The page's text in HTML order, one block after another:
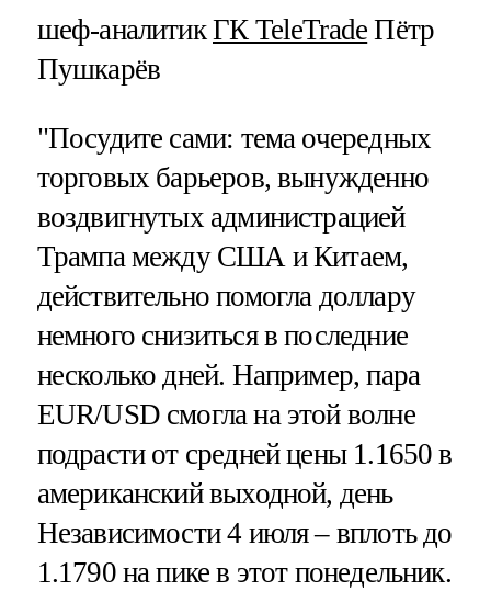
шеф-аналитикГК TeleTrade Пётр
Пушкарёв
"Посудите сами: тема очередных
торговых барьеров, вынужденно
воздвигнутых администрацией
Трампа между США и Китаем,
действительно помогла доллару
немного снизиться в последние
несколько дней. Например, пара
EUR/USD смогла на этой волне
подрасти от средней цены 1.1650 в
американский выходной, день
Независимости 4 июля – вплоть до
1.1790 на пике в этот понедельник.